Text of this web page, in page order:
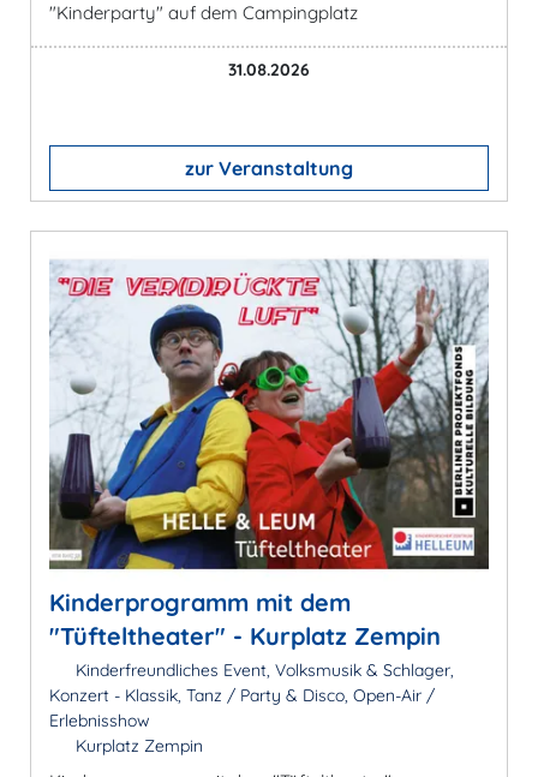
"Kinderparty" auf dem Campingplatz
31.08.2026
zur Veranstaltung
Kinderprogramm mit dem
"Tüfteltheater" - Kurplatz Zempin
Kinderfreundliches Event, Volksmusik & Schlager,
Konzert - Klassik, Tanz / Party & Disco, Open-Air /
Erlebnisshow
Kurplatz Zempin